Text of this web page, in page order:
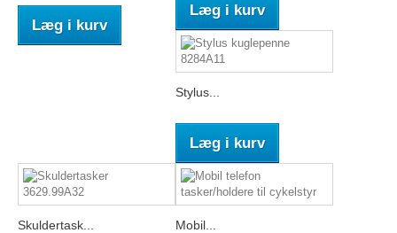
Læg i kurv
Læg i kurv
Stylus...
Læg i kurv
Skuldertask... Mobil...